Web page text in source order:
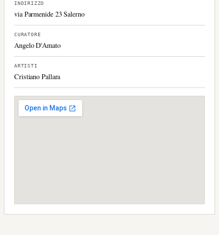
INDIRIZZO
via Parmenide 23 Salerno
CURATORE
Angelo D'Amato
ARTISTI
Cristiano Pallara